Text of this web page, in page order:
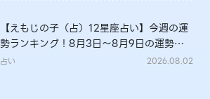
【えもじの子（占）12星座占い】今週の運
勢ランキング！8月3日～8月9日の運勢
は？
占い 2026.08.02